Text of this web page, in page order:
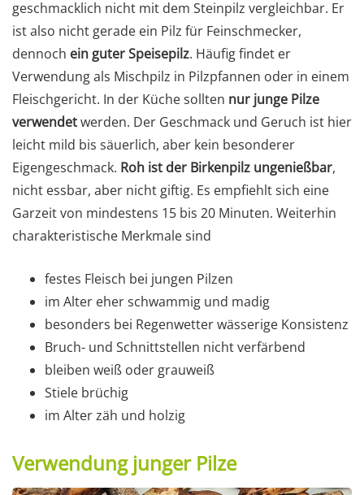
geschmacklich nicht mit dem Steinpilz vergleichbar. Er
ist also nicht gerade ein Pilz für Feinschmecker,
dennoch ein guter Speisepilz. Häufig findet er
Verwendung als Mischpilz in Pilzpfannen oder in einem
Fleischgericht. In der Küche sollten nur junge Pilze
verwendetwerden. Der Geschmack und Geruch ist hier
leicht mild bis säuerlich, aber kein besonderer
Eigengeschmack. Roh ist der Birkenpilz ungenießbar,
nicht essbar, aber nicht giftig. Es empfiehlt sich eine
Garzeit von mindestens 15 bis 20 Minuten. Weiterhin
charakteristische Merkmale sind
festes Fleisch bei jungen Pilzen
im Alter eher schwammig und madig
besonders bei Regenwetter wässerige Konsistenz
Bruch- und Schnittstellen nicht verfärbend
bleiben weiß oder grauweiß
Stiele brüchig
im Alter zäh und holzig
Verwendung junger Pilze